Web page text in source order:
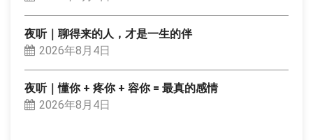
夜听｜聊得来的人，才是一生的伴
2026年8月4日
夜听｜懂你 + 疼你 + 容你 = 最真的感情
2026年8月4日